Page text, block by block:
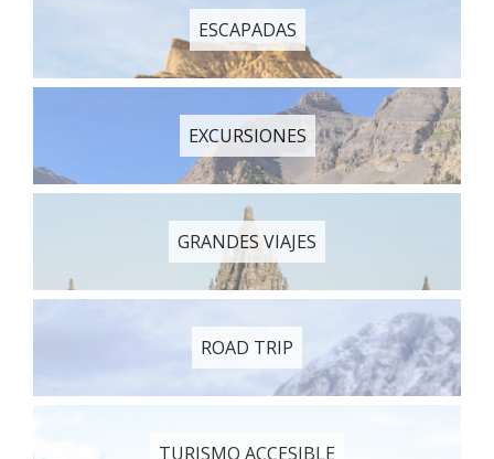
ESCAPADAS
EXCURSIONES
GRANDES VIAJES
ROAD TRIP
TURISMO ACCESIBLE